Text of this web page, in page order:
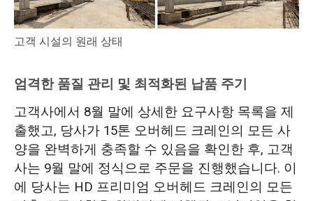
고객 시설의 원래 상태
엄격한 품질 관리 및 최적화된 납품 주기
고객사에서 8월 말에 상세한 요구사항 목록을 제
출했고, 당사가 15톤 오버헤드 크레인의 모든 사
양을 완벽하게 충족할 수 있음을 확인한 후, 고객
사는 9월 말에 정식으로 주문을 진행했습니다. 이
에 당사는 HD 프리미엄 오버헤드 크레인의 모든